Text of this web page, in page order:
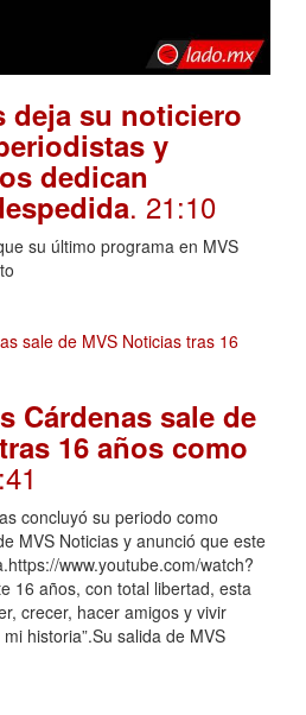
deja su noticiero
y
dedican
. 21:10
su último programa en MVS
Cárdenas sale de
16 años como
concluyó su periodo como
MVS Noticias y anunció que este
www.youtube.com/watch?
16 años, con total libertad, esta
crecer, hacer amigos y vivir
historia”.Su salida de MVS